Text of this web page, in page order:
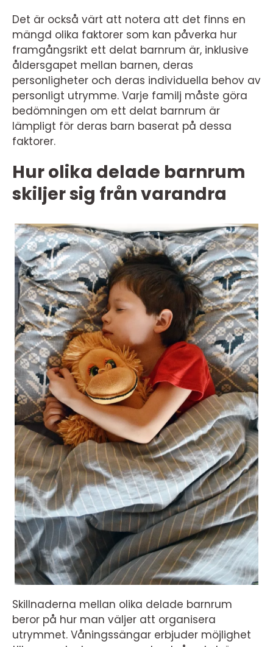
Det är också värt att notera att det finns en
mängd olika faktorer som kan påverka hur
framgångsrikt ett delat barnrum är, inklusive
åldersgapet mellan barnen, deras
personligheter och deras individuella behov av
personligt utrymme. Varje familj måste göra
bedömningen om ett delat barnrum är
lämpligt för deras barn baserat på dessa
faktorer.
Hur olika delade barnrum
skiljer sig från varandra
Skillnaderna mellan olika delade barnrum
beror på hur man väljer att organisera
utrymmet. Våningssängar erbjuder möjlighet